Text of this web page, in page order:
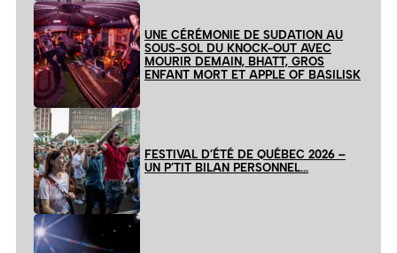
UNE CÉRÉMONIE DE SUDATION AU
SOUS-SOL DU KNOCK-OUT AVEC
MOURIR DEMAIN, BHATT, GROS
ENFANT MORT ET APPLE OF BASILISK
FESTIVAL D’ÉTÉ DE QUÉBEC 2026 –
UN P’TIT BILAN PERSONNEL…